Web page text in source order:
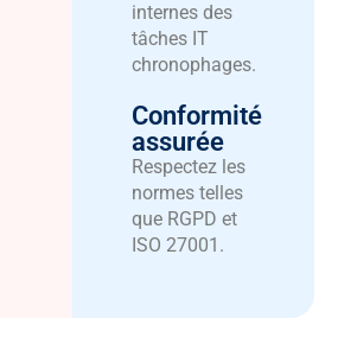
internes des
tâches IT
chronophages.
Conformité
assurée
Respectez les
normes telles
que RGPD et
ISO 27001.